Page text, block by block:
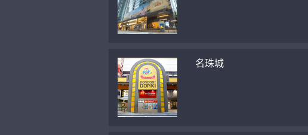
名珠城